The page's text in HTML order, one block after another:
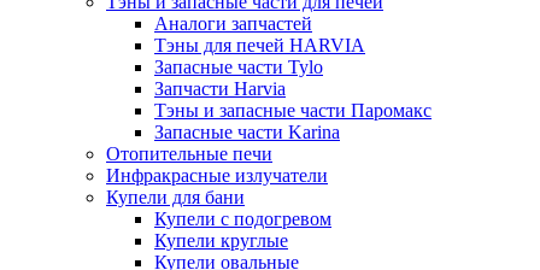
Аналоги запчастей
Тэны для печей HARVIA
Запасные части Tylo
Запчасти Harvia
Тэны и запасные части Паромакс
Запасные части Karina
Отопительные печи
Инфракрасные излучатели
Купели для бани
Купели с подогревом
Купели круглые
Купели овальные